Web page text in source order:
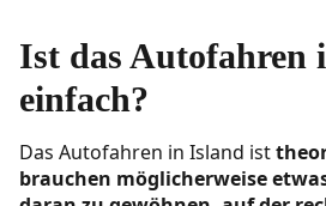
Ist das Autofahren
einfach?
Das Autofahren in Island ist
brauchen möglicherweise